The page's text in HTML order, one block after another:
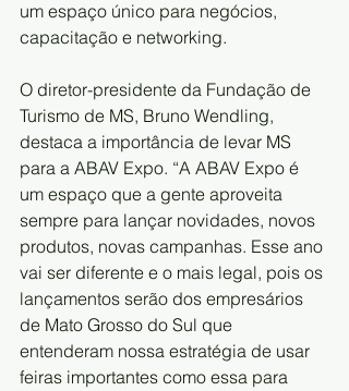
um espaço único para negócios,
capacitação e networking.
O diretor-presidente da Fundação de
Turismo de MS, Bruno Wendling,
destaca a importância de levar MS
para a ABAV Expo. “A ABAV Expo é
um espaço que a gente aproveita
sempre para lançar novidades, novos
produtos, novas campanhas. Esse ano
vai ser diferente e o mais legal, pois os
lançamentos serão dos empresários
de Mato Grosso do Sul que
entenderam nossa estratégia de usar
feiras importantes como essa para